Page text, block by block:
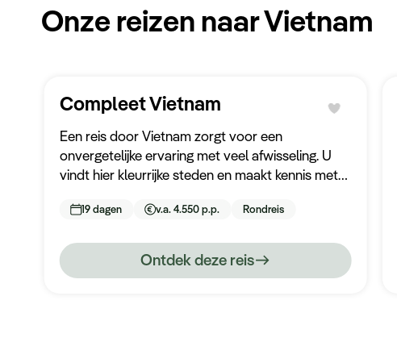
Onze reizen naar Vietnam
Compleet Vietnam
Een reis door Vietnam zorgt voor een
onvergetelijke ervaring met veel afwisseling. U
vindt hier kleurrijke steden en maakt kennis met
keuken en vriendelijke bevolking.
19 dagen v.a. 4.550 p.p. Rondreis
Ontdek deze reis